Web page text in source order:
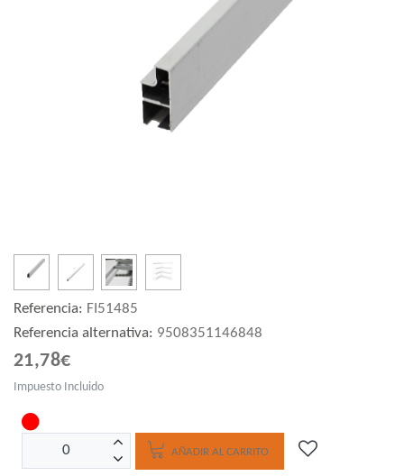
Referencia: FI51485
Referencia alternativa: 9508351146848
21,78€
Impuesto Incluido
AÑADIR AL CARRITO